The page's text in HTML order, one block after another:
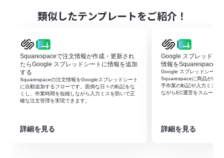
しかし、注文情報の一元管理をGoogle スプレッドシートで行っ
感じているかもしれません。
Google スプレッドシートへの注文情報の登録を効率化したい方
に、このテンプレートは適しています。
Squarespaceで注文情報が作成されるとGoogle スプレッドシー
トに自動で登録することができるため、手動による登録作業を
効率化することができます。
類似したテンプレートをご紹介！
Squarespaceで注文情報が作成・更新され
たらGoogle スプレッドシートに情報を追加
する
Squarespaceの注文情報をGoogleスプレッドシート
に自動追加するフローです。面倒な日々の転記をな
くし、作業時間を短縮しながら入力ミスを防いで正
確な注文管理を実現できます。
詳細を見る
Google スプレッドシ
情報をSquarespaceに
Google スプレッドシート
Squarespaceに商品が自動
手作業の転記や入力ミスを
ながらEC運営をスムーズ
詳細を見る